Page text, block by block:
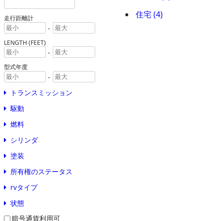
走行距離計
-
LENGTH (FEET)
-
型式年度
-
トランスミッション
駆動
燃料
シリンダ
塗装
所有権のステータス
rvタイプ
状態
暗号通貨利用可
住宅 (4)